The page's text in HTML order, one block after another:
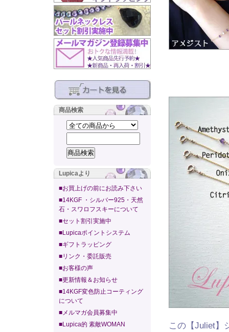
商品検索
Lupicaより
■お買上げの前にお読み下さい
■14KGF ・シルバー925・天然
石・スワロフスキーについて
■セット割引実施中
■Lupicaポイントシステム
■ギフトラッピング
■リンク・委託販売
■お客様の声
■更新情報＆お知らせ
■14KGF変色防止コーティング
について
■メルマガ会員募集中
■Lupica的 素敵WOMAN
この【Juliet】